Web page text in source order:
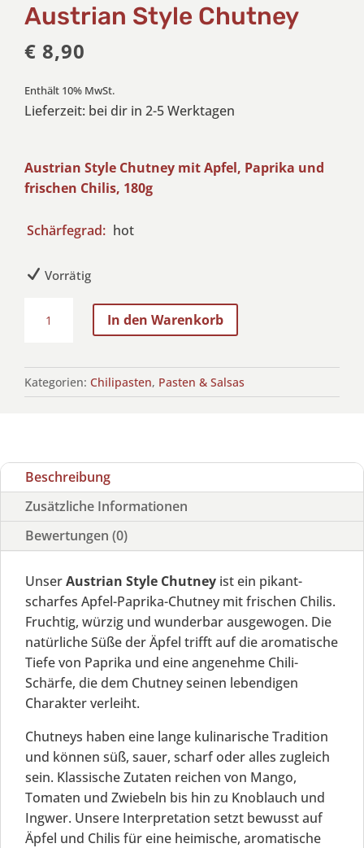
Austrian Style Chutney
€ 8,90
Enthält 10% MwSt.
Lieferzeit: bei dir in 2-5 Werktagen
Austrian Style Chutney mit Apfel, Paprika und
frischen Chilis, 180g
Schärfegrad: hot
Vorrätig
Style
Menge
In den Warenkorb
Kategorien: Chilipasten, Pasten & Salsas
Beschreibung
Zusätzliche Informationen
Bewertungen (0)
UnserAustrian Style Chutney ist ein pikant-
scharfes Apfel-Paprika-Chutney mit frischen Chilis.
Fruchtig, würzig und wunderbar ausgewogen. Die
natürliche Süße der Äpfel trifft auf die aromatische
Tiefe von Paprika und eine angenehme Chili-
Schärfe, die dem Chutney seinen lebendigen
Charakter verleiht.
Chutneys haben eine lange kulinarische Tradition
und können süß, sauer, scharf oder alles zugleich
sein. Klassische Zutaten reichen von Mango,
Tomaten und Zwiebeln bis hin zu Knoblauch und
Ingwer. Unsere Interpretation setzt bewusst auf
Äpfel und Chilis für eine heimische, aromatische